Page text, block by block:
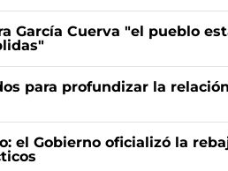
García Cuerva "el pueblo
para profundizar la
el Gobierno oficializó la